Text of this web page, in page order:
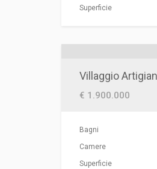
Superficie
€ 1.900.000
Bagni
Camere
Superficie